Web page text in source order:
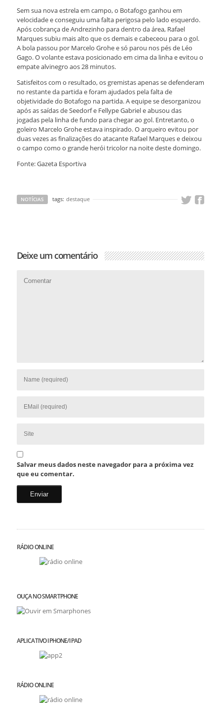
Sem sua nova estrela em campo, o Botafogo ganhou em
velocidade e conseguiu uma falta perigosa pelo lado esquerdo.
Após cobrança de Andrezinho para dentro da área, Rafael
Marques subiu mais alto que os demais e cabeceou para o gol.
A bola passou por Marcelo Grohe e só parou nos pés de Léo
Gago. O volante estava posicionado em cima da linha e evitou o
empate alvinegro aos 28 minutos.
Satisfeitos com o resultado, os gremistas apenas se defenderam
no restante da partida e foram ajudados pela falta de
objetividade do Botafogo na partida. A equipe se desorganizou
após as saídas de Seedorf e Fellype Gabriel e abusou das
jogadas pela linha de fundo para chegar ao gol. Entretanto, o
goleiro Marcelo Grohe estava inspirado. O arqueiro evitou por
duas vezes as finalizações do atacante Rafael Marques e deixou
o campo como o grande herói tricolor na noite deste domingo.
Fonte: Gazeta Esportiva
NOTÍCIAS tags: destaque
Deixe um comentário
Salvar meus dados neste navegador para a próxima vez
que eu comentar.
RÁDIO ONLINE
OUÇA NO SMARTPHONE
APLICATIVO IPHONE/IPAD
RÁDIO ONLINE